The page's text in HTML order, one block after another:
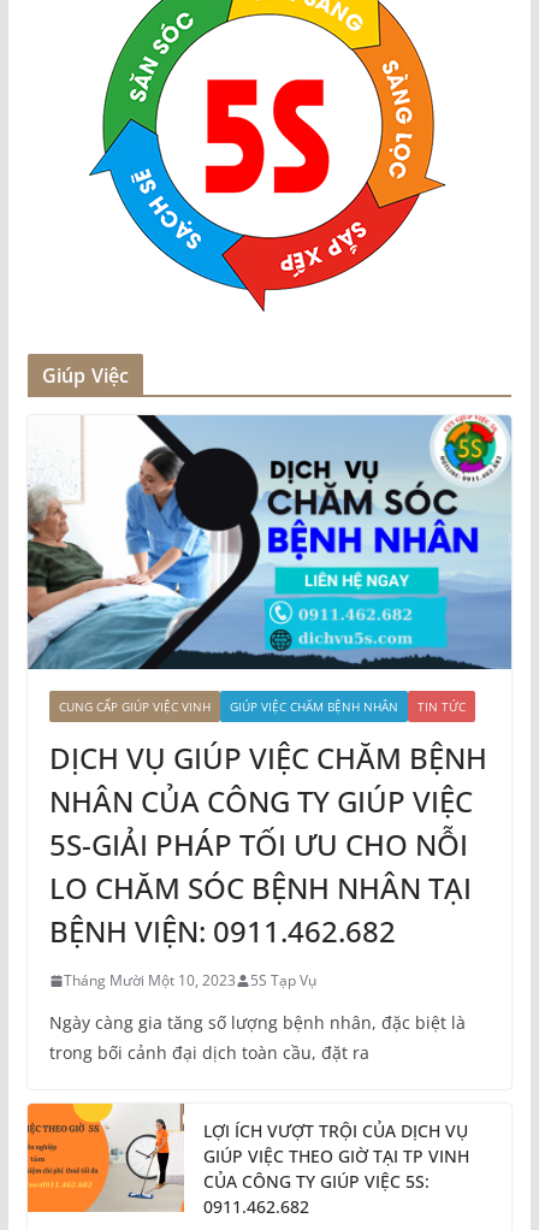
Giúp Việc
CUNG CẤP GIÚP VIỆC VINH GIÚP VIỆC CHĂM BỆNH NHÂN TIN TỨC
DỊCH VỤ GIÚP VIỆC CHĂM BỆNH
NHÂN CỦA CÔNG TY GIÚP VIỆC
5S-GIẢI PHÁP TỐI ƯU CHO NỖI
LO CHĂM SÓC BỆNH NHÂN TẠI
BỆNH VIỆN: 0911.462.682
Tháng Mười Một 10, 2023 5S Tạp Vụ
Ngày càng gia tăng số lượng bệnh nhân, đặc biệt là
trong bối cảnh đại dịch toàn cầu, đặt ra
LỢI ÍCH VƯỢT TRỘI CỦA DỊCH VỤ
GIÚP VIỆC THEO GIỜ TẠI TP VINH
CỦA CÔNG TY GIÚP VIỆC 5S:
0911.462.682